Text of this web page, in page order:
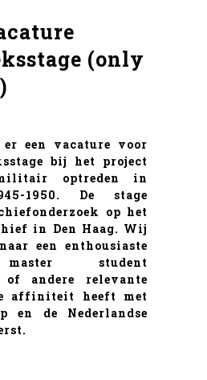
(only
een vacature voor
bij het project
optreden in
1950. De stage
op het
in Den Haag. Wij
een enthousiaste
student
of andere relevante
affiniteit heeft met
en de Nederlandse